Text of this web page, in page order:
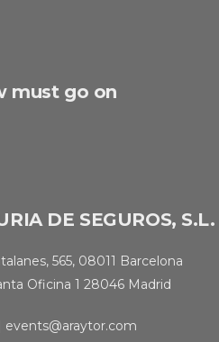
must go on
DE SEGUROS, S.L.
565, 08011 Barcelona
Oficina 1 28046 Madrid
events@araytor.com